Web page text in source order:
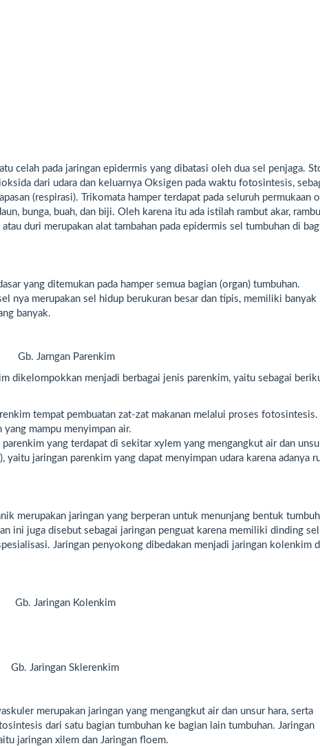
celah pada jaringan epidermis yang dibatasi oleh dua sel penjaga.
dari udara dan keluarnya Oksigen pada waktu fotosintesis,
(respirasi). Trikomata hamper terdapat pada seluruh permukaan
bunga, buah, dan biji. Oleh karena itu ada istilah rambut akar,
duri merupakan alat tambahan pada epidermis sel tumbuhan di
yang ditemukan pada hamper semua bagian (organ) tumbuhan.
nya merupakan sel hidup berukuran besar dan tipis, memiliki banyak
banyak.
Gb. Jarngan Parenkim
dikelompokkan menjadi berbagai jenis parenkim, yaitu sebagai
tempat pembuatan zat-zat makanan melalui proses fotosintesis.
mampu menyimpan air.
yang terdapat di sekitar xylem yang mengangkut air dan
yaitu jaringan parenkim yang dapat menyimpan udara karena adanya
merupakan jaringan yang berperan untuk menunjang bentuk
ini juga disebut sebagai jaringan penguat karena memiliki dinding
Jaringan penyokong dibedakan menjadi jaringan kolenkim
Gb. Jaringan Kolenkim
Gb. Jaringan Sklerenkim
merupakan jaringan yang mengangkut air dan unsur hara, serta
dari satu bagian tumbuhan ke bagian lain tumbuhan. Jaringan
jaringan xilem dan Jaringan floem.